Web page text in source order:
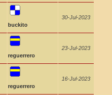
buckito
30-Jul-2023
reguerrero
23-Jul-2023
reguerrero
16-Jul-2023